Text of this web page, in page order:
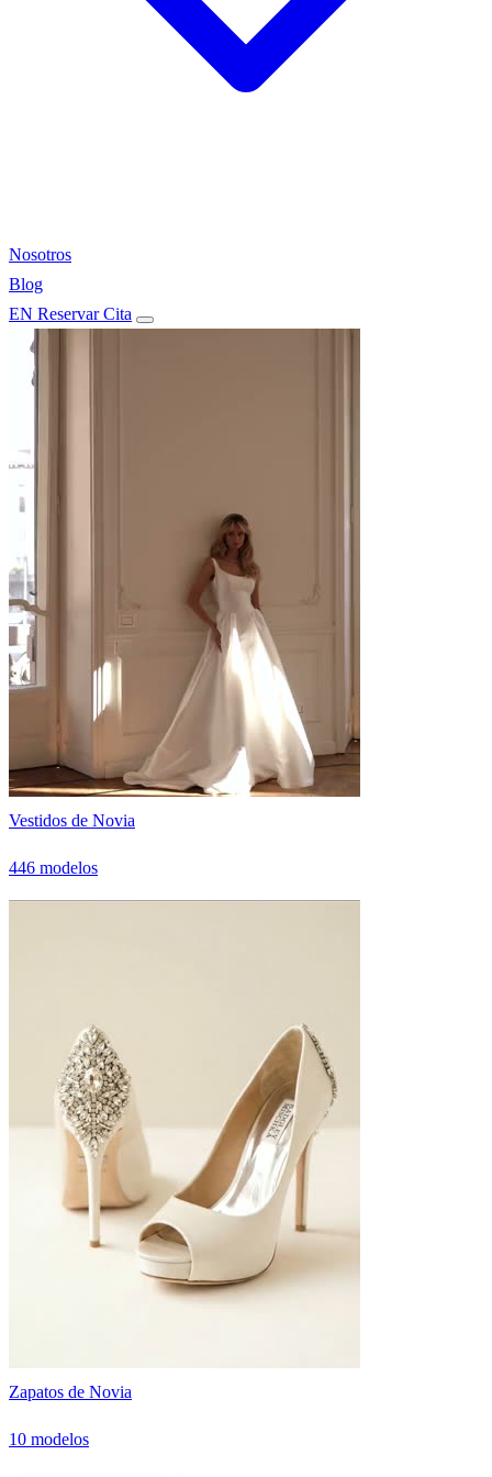
Nosotros
Blog
EN Reservar Cita
Vestidos de Novia
446 modelos
Zapatos de Novia
10 modelos